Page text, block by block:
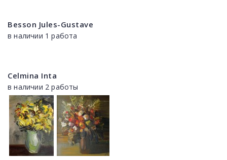
Besson Jules-Gustave
в наличии 1 работа
Celmina Inta
в наличии 2 работы